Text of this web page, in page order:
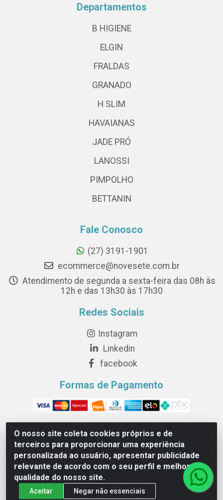
O nosso site coleta cookies próprios e de
terceiros para proporcionar uma experiência
personalizada ao usuário, apresentar publicidade
relevante de acordo com o seu perfil e melhorar a
qualidade do nosso site.
Aceitar Negar não essenciais
Departamentos
B HIGIENE
ELGIN
FRALDAS
GRANADO
H SLIM
HAVAIANAS
JADE PRÓ
LANOSSI
PIMPOLHO
BETTANIN
Fale Conosco
(27) 3191-1901
ecommerce@novesete.com.br
Atendimento de segunda a sexta-feira das 08h às
12h e das 13h30 às 17h30
Redes Sociais
Instagram
Linkedin
facebook
Formas de Pagamento
Novesete Distribuidora LTDA - Avenida Setecentos, S/N,
Terminal Intermodal da Serra, Serra/ES - CEP 29161-414 -
CNPJ 29.479.604/0001-44